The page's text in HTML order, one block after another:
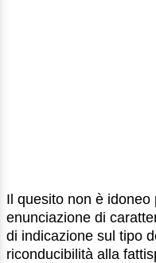
Il quesito non è
enunciazione di
di indicazione sul tipo
riconducibilità alla